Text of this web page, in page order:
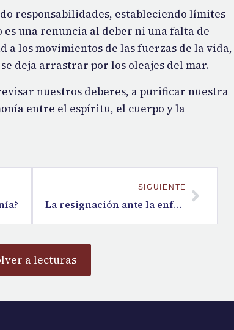
responsabilidades, estableciendo límites
una renuncia al deber ni una falta de
a los movimientos de las fuerzas de la vida,
deja arrastrar por los oleajes del mar.
nuestros deberes, a purificar nuestra
entre el espíritu, el cuerpo y la
SIGUIENTE
La resignación ante la enfermedad y la transición espiritual
a lecturas